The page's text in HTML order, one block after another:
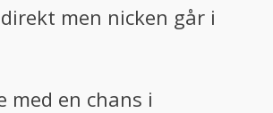
men nicken går i
med en chans i